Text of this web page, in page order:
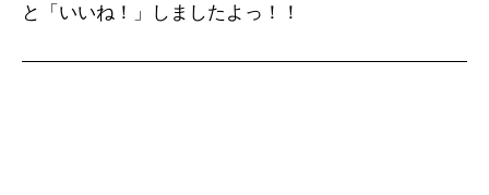
と「いいね！」しましたよっ！！